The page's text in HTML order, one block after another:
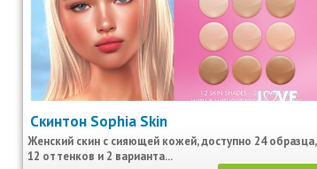
Скинтон Sophia Skin
Женский скин с сияющей кожей, доступно 24 образца,
12 оттенков и 2 варианта...